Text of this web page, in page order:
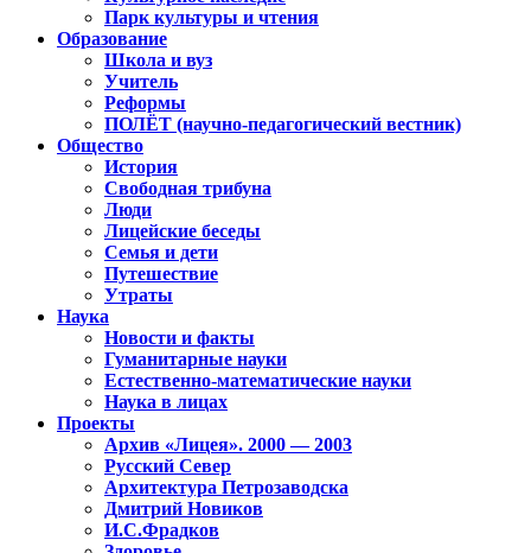
Парк культуры и чтения
Образование
Школа и вуз
Учитель
Реформы
ПОЛЁТ (научно-педагогический вестник)
Общество
История
Свободная трибуна
Люди
Лицейские беседы
Семья и дети
Путешествие
Утраты
Наука
Новости и факты
Гуманитарные науки
Естественно-математические науки
Наука в лицах
Проекты
Архив «Лицея». 2000 — 2003
Русский Север
Архитектура Петрозаводска
Дмитрий Новиков
И.С.Фрадков